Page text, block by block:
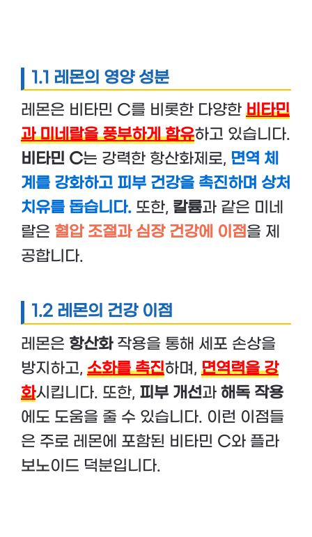
1.1 레몬의 영양 성분
레몬은 비타민 C를 비롯한 다양한 비타민
과 미네랄을 풍부하게 함유하고 있습니다.
비타민 C는 강력한 항산화제로, 면역 체
계를 강화하고 피부 건강을 촉진하며 상처
치유를 돕습니다. 또한, 칼륨과 같은 미네
랄은 혈압 조절과 심장 건강에 이점을 제
공합니다.
1.2 레몬의 건강 이점
레몬은 항산화작용을 통해 세포 손상을
방지하고, 소화를 촉진하며, 면역력을 강
화시킵니다. 또한, 피부 개선과 해독 작용
에도 도움을 줄 수 있습니다. 이런 이점들
은 주로 레몬에 포함된 비타민 C와 플라
보노이드 덕분입니다.